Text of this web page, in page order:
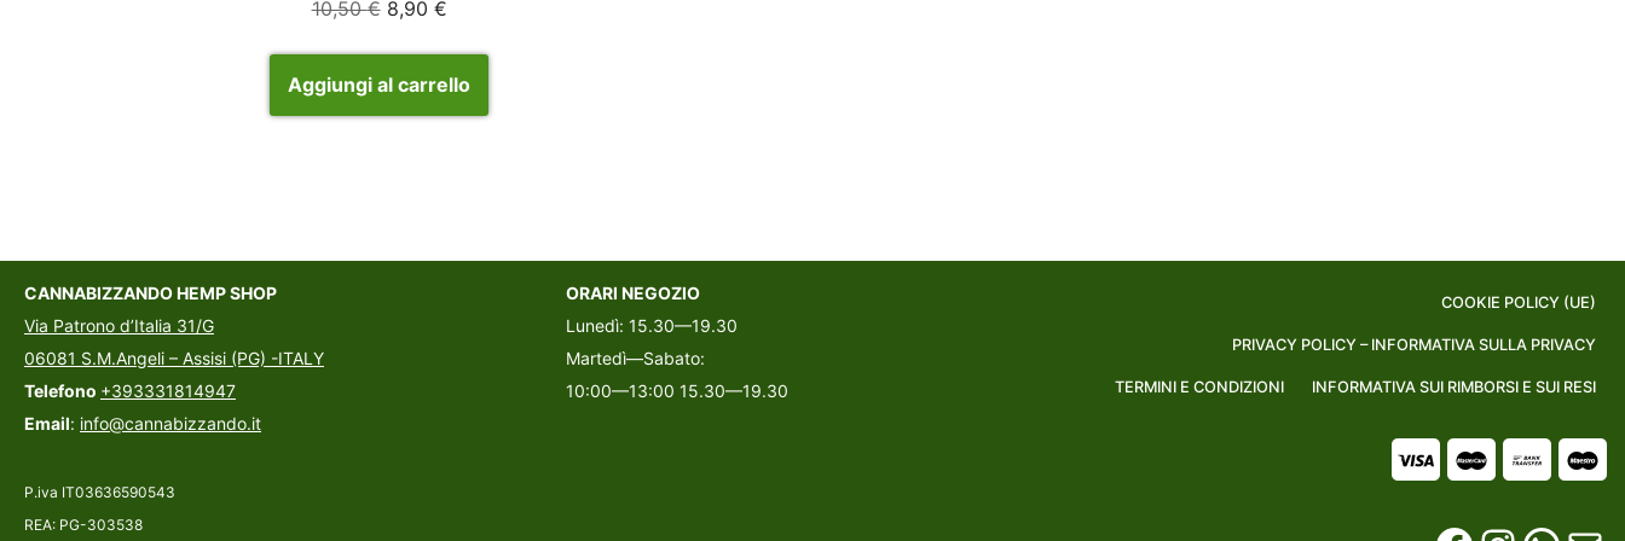
10,50€ 8,90 €
Aggiungi al carrello
CANNABIZZANDO HEMP SHOP
Via Patrono d’Italia 31/G
06081 S.M.Angeli – Assisi (PG) -ITALY
Telefono +393331814947
Email: info@cannabizzando.it
P.iva IT03636590543
REA: PG-303538
ORARI NEGOZIO
Lunedì: 15.30—19.30
Martedì—Sabato:
10:00—13:00 15.30—19.30
COOKIE POLICY (UE)
PRIVACY POLICY – INFORMATIVA SULLA PRIVACY
TERMINI E CONDIZIONI INFORMATIVA SUI RIMBORSI E SUI RESI